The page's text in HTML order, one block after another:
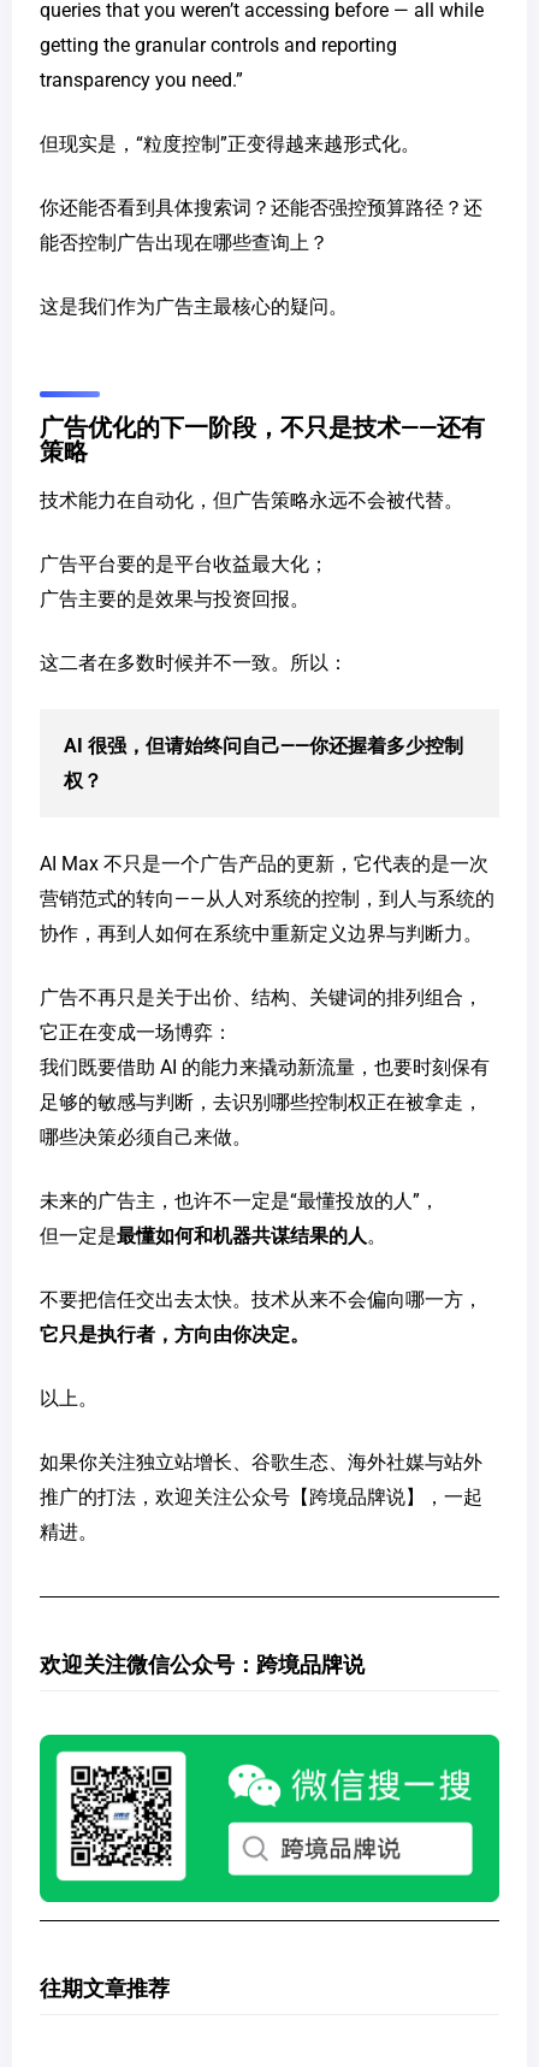
queries that you weren’t accessing before — all while
getting the granular controls and reporting
transparency you need.”
但现实是，“粒度控制”正变得越来越形式化。
你还能否看到具体搜索词？还能否强控预算路径？还
能否控制广告出现在哪些查询上？
这是我们作为广告主最核心的疑问。
广告优化的下一阶段，不只是技术——还有
策略
技术能力在自动化，但广告策略永远不会被代替。
广告平台要的是平台收益最大化；
广告主要的是效果与投资回报。
这二者在多数时候并不一致。所以：
AI 很强，但请始终问自己——你还握着多少控制
权？
AI Max 不只是一个广告产品的更新，它代表的是一次
营销范式的转向——从人对系统的控制，到人与系统的
协作，再到人如何在系统中重新定义边界与判断力。
广告不再只是关于出价、结构、关键词的排列组合，
它正在变成一场博弈：
我们既要借助 AI 的能力来撬动新流量，也要时刻保有
足够的敏感与判断，去识别哪些控制权正在被拿走，
哪些决策必须自己来做。
未来的广告主，也许不一定是“最懂投放的人”，
但一定是最懂如何和机器共谋结果的人 。
不要把信任交出去太快。技术从来不会偏向哪一方，
它只是执行者，方向由你决定。
以上。
如果你关注独立站增长、谷歌生态、海外社媒与站外
推广的打法，欢迎关注公众号【跨境品牌说】，一起
精进。
欢迎关注微信公众号：跨境品牌说
往期文章推荐